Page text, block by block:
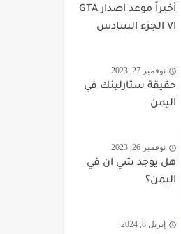
أخيراً موعد اصدار GTA
VI الجزء السادس
نوفمبر 27, 2023
حقيقة ستارلينك في
اليمن
نوفمبر 26, 2023
هل يوجد شي ان في
اليمن؟
إبريل 8, 2024